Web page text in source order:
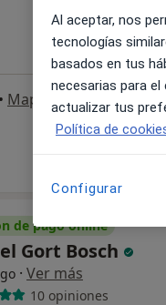
• Mapa
de pago online
Gort Bosch
· Ver más
10 opiniones
Al aceptar, nos
tecnologías
basados en tus
necesarias para
actualizar tus
Política de
Configurar